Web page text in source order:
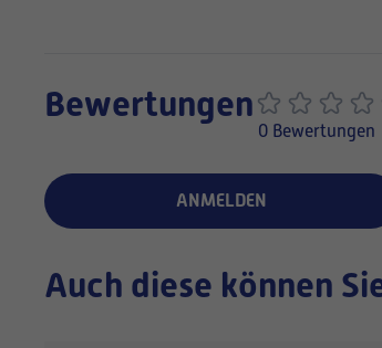
Bewertungen
0 Bewertungen
ANMELDEN
Auch diese können